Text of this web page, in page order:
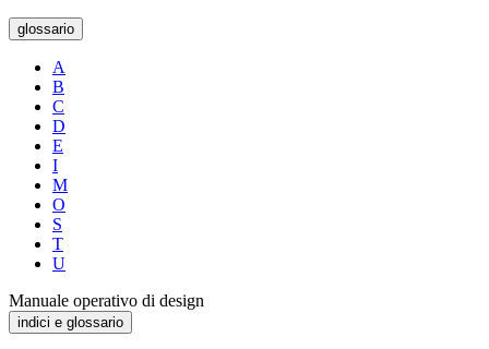
glossario
A
B
C
D
E
I
M
O
S
T
U
Manuale operativo di design
indici e glossario